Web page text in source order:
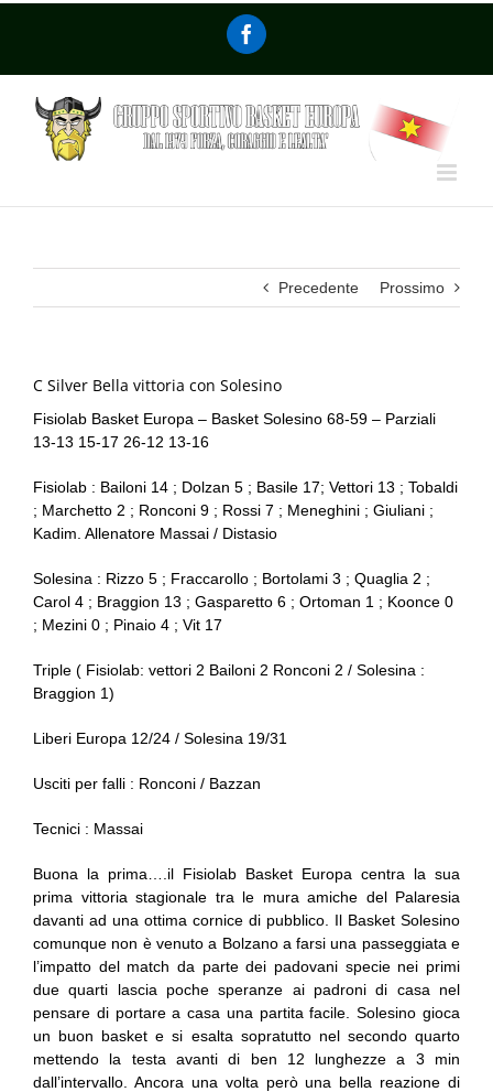
Precedente Prossimo
C Silver Bella vittoria con Solesino
Fisiolab Basket Europa – Basket Solesino 68-59 – Parziali
13-13 15-17 26-12 13-16
Fisiolab : Bailoni 14 ; Dolzan 5 ; Basile 17; Vettori 13 ; Tobaldi
; Marchetto 2 ; Ronconi 9 ; Rossi 7 ; Meneghini ; Giuliani ;
Kadim. Allenatore Massai / Distasio
Solesina : Rizzo 5 ; Fraccarollo ; Bortolami 3 ; Quaglia 2 ;
Carol 4 ; Braggion 13 ; Gasparetto 6 ; Ortoman 1 ; Koonce 0
; Mezini 0 ; Pinaio 4 ; Vit 17
Triple ( Fisiolab: vettori 2 Bailoni 2 Ronconi 2 / Solesina :
Braggion 1)
Liberi Europa 12/24 / Solesina 19/31
Usciti per falli : Ronconi / Bazzan
Tecnici : Massai
Buona la prima….il Fisiolab Basket Europa centra la sua
prima vittoria stagionale tra le mura amiche del Palaresia
davanti ad una ottima cornice di pubblico. Il Basket Solesino
comunque non è venuto a Bolzano a farsi una passeggiata e
l’impatto del match da parte dei padovani specie nei primi
due quarti lascia poche speranze ai padroni di casa nel
pensare di portare a casa una partita facile. Solesino gioca
un buon basket e si esalta sopratutto nel secondo quarto
mettendo la testa avanti di ben 12 lunghezze a 3 min
dall’intervallo. Ancora una volta però una bella reazione di